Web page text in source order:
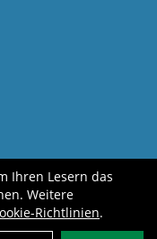
Ihren Lesern das
Weitere
Richtlinien.